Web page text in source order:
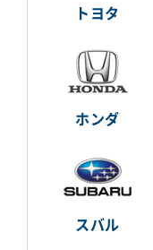
トヨタ
ホンダ
スバル